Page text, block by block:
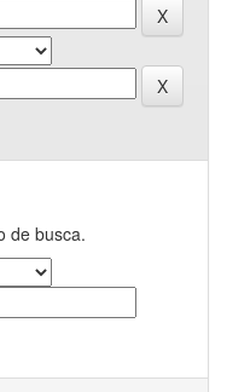
de busca.